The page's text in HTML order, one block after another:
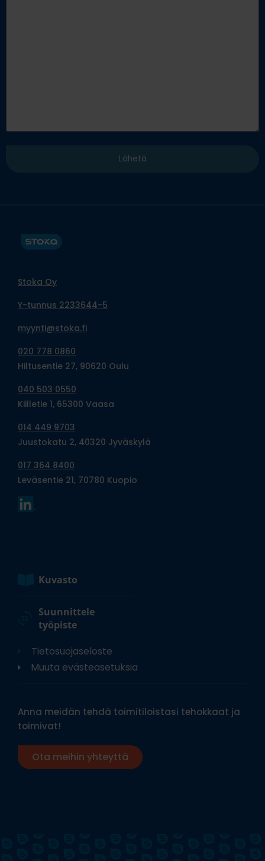
Stoka Oy
Y-tunnus 2233644-5
myynti@stoka.fi
020 778 0860
Hiltusentie 27, 90620 Oulu
040 503 0550
Kiilletie 1, 65300 Vaasa
014 449 9703
Juustokatu 2, 40320 Jyväskylä
017 364 8400
Leväsentie 21, 70780 Kuopio
Kuvasto
Suunnittele
työpiste
Tietosuojaseloste
Muuta evästeasetuksia
Anna meidän tehdä toimitiloistasi tehokkaat ja
toimivat!
Ota meihin yhteyttä